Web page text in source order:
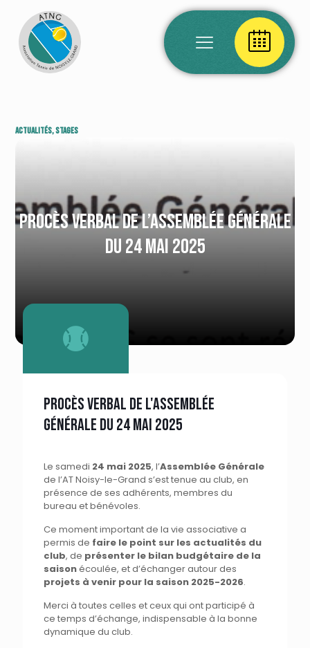
Actualités, Stages
Procès verbal de l’Assemblée Générale
du 24 mai 2025
Procès verbal de l'Assemblée
Générale du 24 mai 2025
Le samedi 24 mai 2025, l’Assemblée Générale
de l’AT Noisy-le-Grand s’est tenue au club, en
présence de ses adhérents, membres du
bureau et bénévoles.
Ce moment important de la vie associative a
permis de faire le point sur les actualités du
club, de présenter le bilan budgétaire de la
saisonécoulée, et d’échanger autour des
projets à venir pour la saison 2025-2026.
Merci à toutes celles et ceux qui ont participé à
ce temps d’échange, indispensable à la bonne
dynamique du club.